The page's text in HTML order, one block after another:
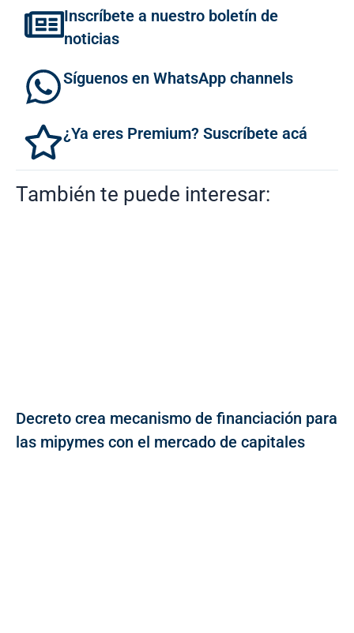
Inscríbete a nuestro boletín de
noticias
Síguenos en WhatsApp channels
¿Ya eres Premium? Suscríbete acá
También te puede interesar:
Decreto crea mecanismo de financiación para
las mipymes con el mercado de capitales